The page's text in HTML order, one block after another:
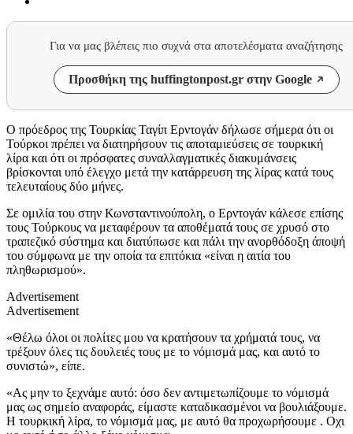
Για να μας βλέπεις πιο συχνά στα αποτελέσματα αναζήτησης
Προσθήκη της huffingtonpost.gr στην Google
Ο πρόεδρος της Τουρκίας Ταγίπ Ερντογάν δήλωσε σήμερα ότι οι
Τούρκοι πρέπει να διατηρήσουν τις αποταμιεύσεις σε τουρκική
λίρα και ότι οι πρόσφατες συναλλαγματικές διακυμάνσεις
βρίσκονται υπό έλεγχο μετά την κατάρρευση της λίρας κατά τους
τελευταίους δύο μήνες.
Σε ομιλία του στην Κωνσταντινούπολη, ο Ερντογάν κάλεσε επίσης
τους Τούρκους να μεταφέρουν τα αποθέματά τους σε χρυσό στο
τραπεζικό σύστημα και διατύπωσε και πάλι την ανορθόδοξη άποψή
του σύμφωνα με την οποία τα επιτόκια «είναι η αιτία του
πληθωρισμού».
Advertisement
Advertisement
«Θέλω όλοι οι πολίτες μου να κρατήσουν τα χρήματά τους, να
τρέξουν όλες τις δουλειές τους με το νόμισμά μας, και αυτό το
συνιστώ», είπε.
«Ας μην το ξεχνάμε αυτό: όσο δεν αντιμετωπίζουμε το νόμισμά
μας ως σημείο αναφοράς, είμαστε καταδικασμένοι να βουλιάξουμε.
Η τουρκική λίρα, το νόμισμά μας, με αυτό θα προχωρήσουμε . Οχι